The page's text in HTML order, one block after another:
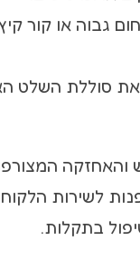
גבוה או קור
את סוללת השלט
לשירות
בתקלות.